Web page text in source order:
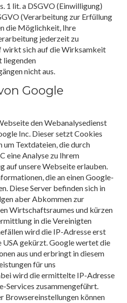
1 lit. a DSGVO (Einwilligung)
(Verarbeitung zur Erfüllung
die Möglichkeit, Ihre
jederzeit zu
wirkt sich auf die Wirksamkeit
liegenden
nicht aus.
Google
den Webanalysedienst
Inc. Dieser setzt Cookies
um Textdateien, die durch
eine Analyse zu Ihrem
auf unsere Webseite erlauben.
die an einen Google-
Diese Server befinden sich in
aber Abkommen zur
Wirtschaftsraumes und kürzen
in die Vereinigten
wird die IP-Adresse erst
gekürzt. Google wertet die
aus und erbringt in diesem
für uns
wird die ermittelte IP-Adresse
Services zusammengeführt.
Browsereinstellungen können